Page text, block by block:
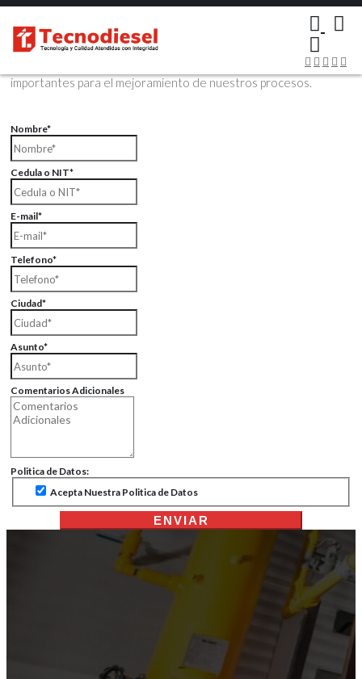
Contáctenos Vía Email
Envíenos sus datos con sus comentarios, sus opiniones son muy
importantes para el mejoramiento de nuestros procesos.
Nombre*
Cedula o NIT*
E-mail*
Telefono*
Ciudad*
Asunto*
Comentarios Adicionales
Politica de Datos:
Acepta Nuestra Politica de Datos
ENVIAR